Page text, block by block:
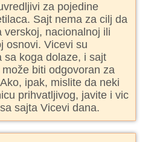
za pojedine
Sajt nema za cilj da
verskoj, nacionalnoj ili
osnovi. Vicevi su
sa koga dolaze, i sajt
biti odgovoran za
ipak, mislite da neki
prihvatljivog, javite i vic
sajta Vicevi dana.